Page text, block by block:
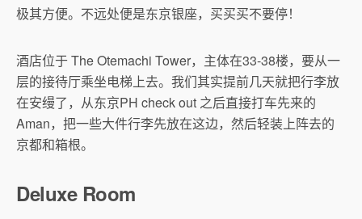
极其方便。不远处便是东京银座，买买买不要停！
酒店位于 The Otemachi Tower，主体在33-38楼，要从一
层的接待厅乘坐电梯上去。我们其实提前几天就把行李放
在安缦了，从东京PH check out 之后直接打车先来的
Aman，把一些大件行李先放在这边，然后轻装上阵去的
京都和箱根。
Deluxe Room